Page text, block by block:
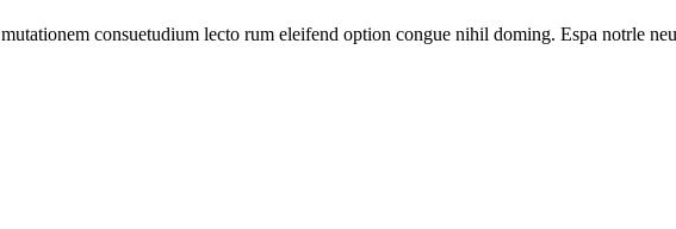
consuetudium lecto rum eleifend option congue nihil doming. Espa notrle